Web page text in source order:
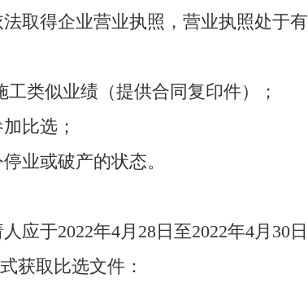
取得企业营业执照，营业执照处于
类似业绩（提供合同复印件）；
比选；
业或破产的状态。
应于2022年4月28日至2022年4月30
获取比选文件：